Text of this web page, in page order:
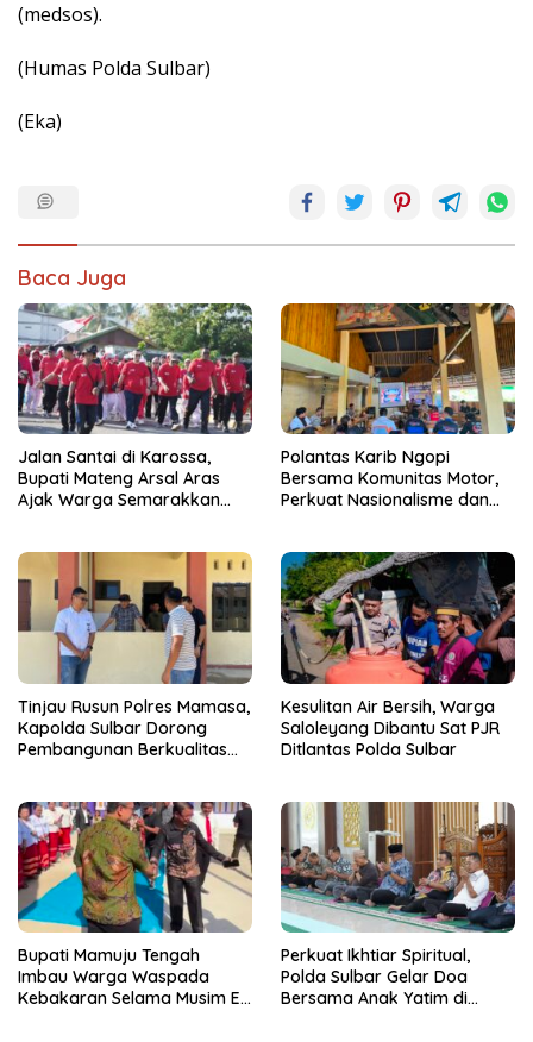
(medsos).
(Humas Polda Sulbar)
(Eka)
Baca Juga
Jalan Santai di Karossa,
Bupati Mateng Arsal Aras
Ajak Warga Semarakkan
Polantas Karib Ngopi
Bersama Komunitas Motor,
Perkuat Nasionalisme dan
Tinjau Rusun Polres Mamasa,
Kapolda Sulbar Dorong
Pembangunan Berkualitas
Kesulitan Air Bersih, Warga
Saloleyang Dibantu Sat PJR
Ditlantas Polda Sulbar
Bupati Mamuju Tengah
Imbau Warga Waspada
Kebakaran Selama Musim El
Perkuat Ikhtiar Spiritual,
Polda Sulbar Gelar Doa
Bersama Anak Yatim di